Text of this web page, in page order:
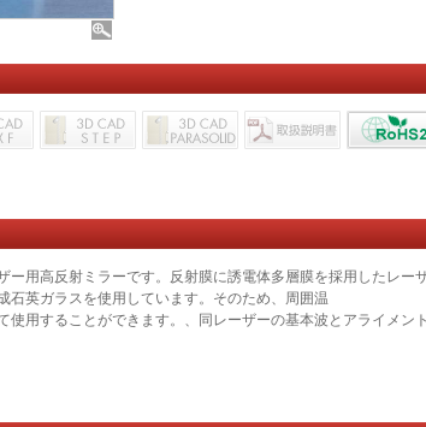
ー用高反射ミラーです。反射膜に誘電体多層膜を採用したレー
石英ガラスを使用しています。そのため、周囲温
使用することができます。、同レーザーの基本波とアライメン